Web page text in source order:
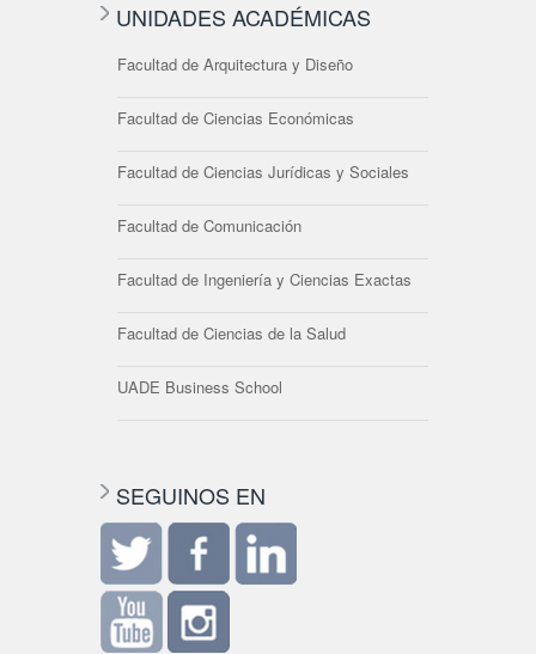
UNIDADES ACADÉMICAS
Facultad de Arquitectura y Diseño
Facultad de Ciencias Económicas
Facultad de Ciencias Jurídicas y Sociales
Facultad de Comunicación
Facultad de Ingeniería y Ciencias Exactas
Facultad de Ciencias de la Salud
UADE Business School
SEGUINOS EN